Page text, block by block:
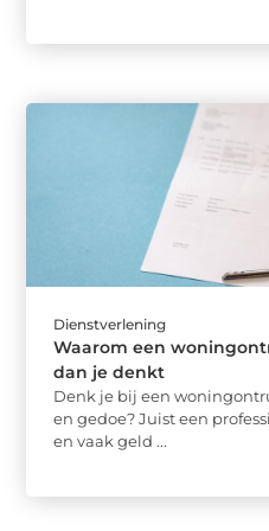
Dienstverlening
Waarom een
dan je denkt
Denk je bij een
en gedoe? Juist een
en vaak geld ...